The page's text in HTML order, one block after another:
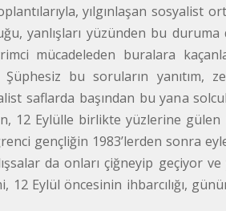
yılgınlaşan sosyalist
yanlışları yüzünden bu
mücadeleden buralara
bu soruların yanıtım,
saflarda başından bu yana
12 Eylülle birlikte yüzlerine
gençliğin 1983’lerden sonra
da onları çiğneyip geçiyor
12 Eylül öncesinin ihbarcılığı,